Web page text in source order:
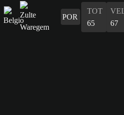
POR
TOT
65
67